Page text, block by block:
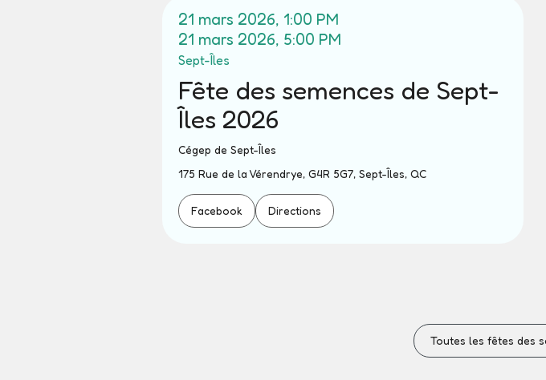
21 mars 2026, 1:00 PM
21 mars 2026, 5:00 PM
Sept-Îles
Fête des semences de Sept-
Îles 2026
Cégep de Sept-Îles
175 Rue de la Vérendrye, G4R 5G7, Sept-Îles, QC
Facebook Directions
Toutes les fêtes des